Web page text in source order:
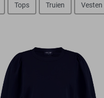
Tops Truien Vesten